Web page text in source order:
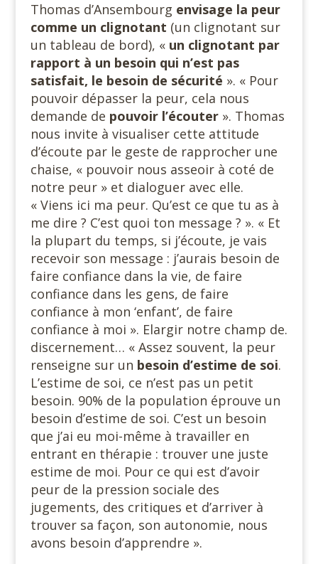
Thomas d’Ansembourg envisage la peur
comme un clignotant (un clignotant sur
un tableau de bord), « un clignotant par
rapport à un besoin qui n’est pas
satisfait, le besoin de sécurité ». « Pour
pouvoir dépasser la peur, cela nous
demande de pouvoir l’écouter ». Thomas
nous invite à visualiser cette attitude
d’écoute par le geste de rapprocher une
chaise, « pouvoir nous asseoir à coté de
notre peur » et dialoguer avec elle.
« Viens ici ma peur. Qu’est ce que tu as à
me dire ? C’est quoi ton message ? ». « Et
la plupart du temps, si j’écoute, je vais
recevoir son message : j’aurais besoin de
faire confiance dans la vie, de faire
confiance dans les gens, de faire
confiance à mon ‘enfant’, de faire
confiance à moi ». Elargir notre champ de.
discernement… « Assez souvent, la peur
renseigne sur un besoin d’estime de soi.
L’estime de soi, ce n’est pas un petit
besoin. 90% de la population éprouve un
besoin d’estime de soi. C’est un besoin
que j’ai eu moi-même à travailler en
entrant en thérapie : trouver une juste
estime de moi. Pour ce qui est d’avoir
peur de la pression sociale des
jugements, des critiques et d’arriver à
trouver sa façon, son autonomie, nous
avons besoin d’apprendre ».